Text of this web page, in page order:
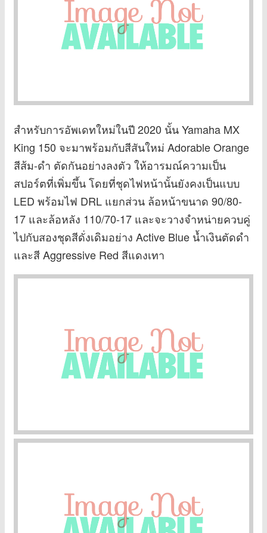
สำหรับการอัพเดทใหม่ในปี 2020 นั้น Yamaha MX
King 150 จะมาพร้อมกับสีสันใหม่ Adorable Orange
สีส้ม-ดำ ตัดกันอย่างลงตัว ให้อารมณ์ความเป็น
สปอร์ตที่เพิ่มขึ้น โดยที่ชุดไฟหน้านั้นยังคงเป็นแบบ
LED พร้อมไฟ DRL แยกส่วน ล้อหน้าขนาด 90/80-
17 และล้อหลัง 110/70-17 และจะวางจำหน่ายควบคู่
ไปกับสองชุดสีดั่งเดิมอย่าง Active Blue น้ำเงินตัดดำ
และสี Aggressive Red สีแดงเทา